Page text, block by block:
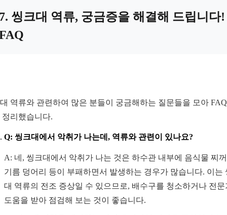
씽크대 역류, 궁금증을 해결해 드립니다!
역류와 관련하여 많은 분들이 궁금해하는 질문들을 모아
정리했습니다.
Q: 씽크대에서 악취가 나는데, 역류와 관련이 있나요?
A: 네, 씽크대에서 악취가 나는 것은 하수관 내부에 음식물 찌
기름 덩어리 등이 부패하면서 발생하는 경우가 많습니다. 이는
대 역류의 전조 증상일 수 있으므로, 배수구를 청소하거나 전문
도움을 받아 점검해 보는 것이 좋습니다.